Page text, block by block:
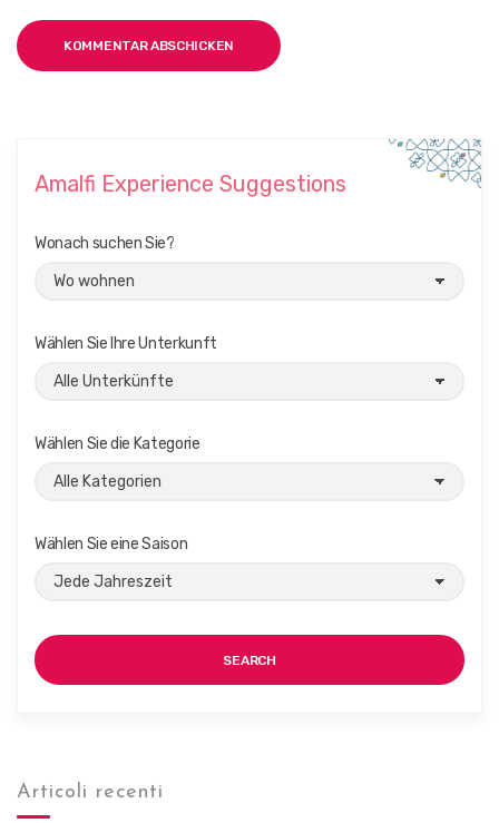
Amalfi Experience Suggestions
Wonach suchen Sie?
Wählen Sie Ihre Unterkunft
Wählen Sie die Kategorie
Wählen Sie eine Saison
SEARCH
Articoli recenti